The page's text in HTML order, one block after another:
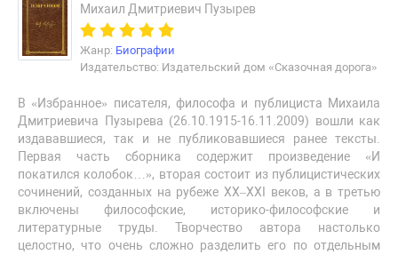
Михаил Дмитриевич Пузырев
Жанр: Биографии
Издательство: Издательский дом «Сказочная дорога»
В «Избранное» писателя, философа и публициста Михаила
Дмитриевича Пузырева (26.10.1915-16.11.2009) вошли как
издававшиеся, так и не публиковавшиеся ранее тексты.
Первая часть сборника содержит произведение «И
покатился колобок…», вторая состоит из публицистических
сочинений, созданных на рубеже XX–XXI веков, а в третью
включены философские, историко-философские и
литературные труды. Творчество автора настолько
целостно, что очень сложно разделить его по отдельным